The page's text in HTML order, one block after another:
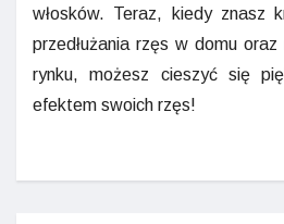
włosków. Teraz, kiedy znasz
przedłużania rzęs w domu
rynku, możesz cieszyć się
efektem swoich rzęs!